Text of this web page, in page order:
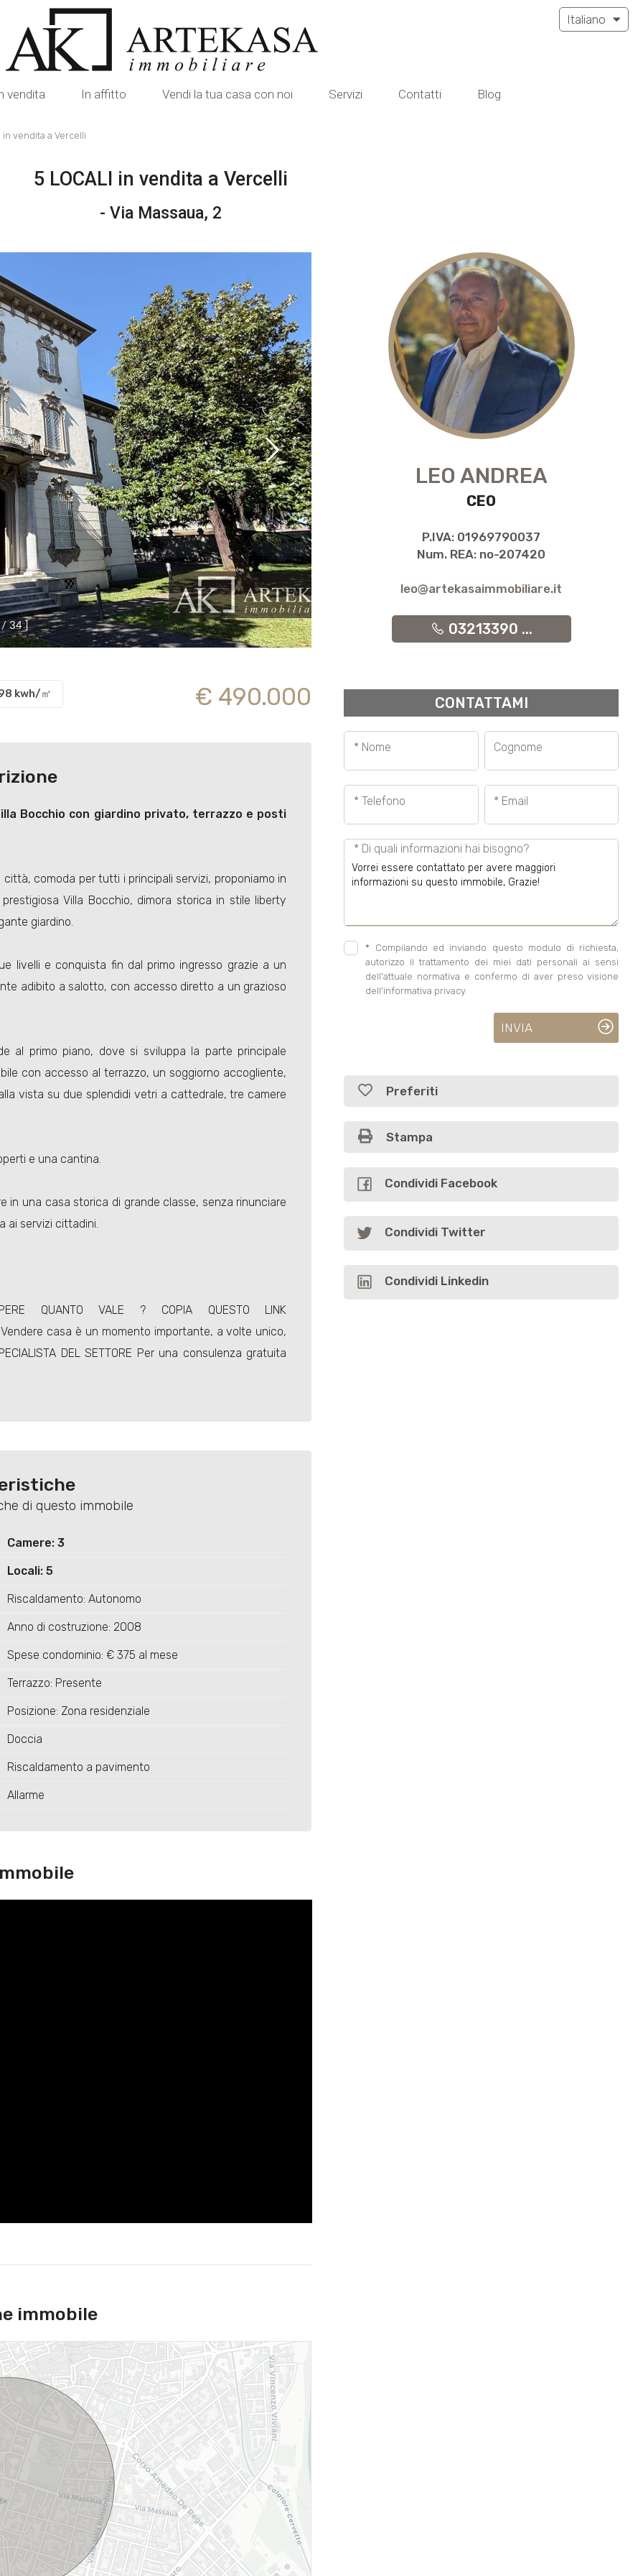
vendita In affitto Vendi la tua casa con noi Servizi Contatti Blog
Italiano
in vendita a Vercelli
5 LOCALI in vendita a Vercelli
- Via Massaua, 2
/ 34 ]
€ 490.000
kwh/㎡
Bocchio con giardino privato, terrazzo e posti
comoda per tutti i principali servizi, proponiamo in
Villa Bocchio, dimora storica in stile liberty
giardino.
livelli e conquista fin dal primo ingresso grazie a un
adibito a salotto, con accesso diretto a un grazioso
al primo piano, dove si sviluppa la parte principale
con accesso al terrazzo, un soggiorno accogliente,
vista su due splendidi vetri a cattedrale, tre camere
e una cantina.
in una casa storica di grande classe, senza rinunciare
ai servizi cittadini.
QUANTO VALE ? COPIA QUESTO LINK
casa è un momento importante, a volte unico,
DEL SETTORE Per una consulenza gratuita
di questo immobile
Camere: 3
Locali: 5
Riscaldamento: Autonomo
Anno di costruzione: 2008
Spese condominio: € 375 al mese
Terrazzo: Presente
Posizione: Zona residenziale
Doccia
Riscaldamento a pavimento
Allarme
immobile
LEO ANDREA
CEO
P.IVA: 01969790037
Num. REA: no-207420
leo@artekasaimmobiliare.it
03213390 ...
CONTATTAMI
* Nome Cognome
* Telefono * Email
* Di quali informazioni hai bisogno?
* Compilando ed inviando questo modulo di richiesta,
autorizzo il trattamento dei miei dati personali ai sensi
dell'attuale normativa e confermo di aver preso visione
dell'informativa privacy.
INVIA
Preferiti
Stampa
Condividi Facebook
Condividi Twitter
Condividi Linkedin